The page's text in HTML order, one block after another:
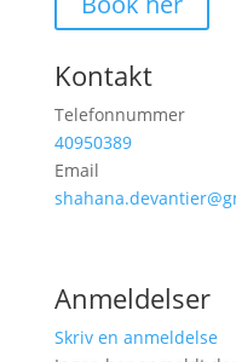
Kontakt
Telefonnummer
40950389
Email
Anmeldelser
Skriv en anmeldelse